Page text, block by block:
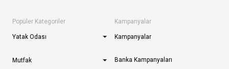
Popüler Kategoriler
Yatak Odası
Mutfak
Kampanyalar
Kampanyalar
Banka Kampanyaları